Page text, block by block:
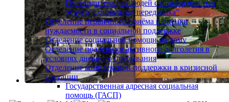
Путеводитель для людей с инвалидностью
Услуга"Социальная передышка"
Отделение первичного приёма и оценки
нуждаемости в социальной поддержке
Отделение социальной помощи на дому
Отделение поддержки активного долголетия в
условиях дневного пребывания
Отделение комплексной поддержки в кризисной
ситуации
Государственная адресная социальная
помощь (ГАСП)